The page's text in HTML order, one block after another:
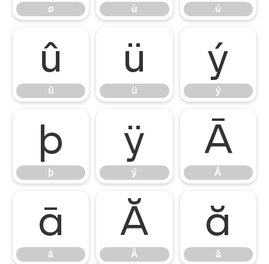
ø ù ú
û
û
ü
ü
ý
ý
þ
þ
ÿ
ÿ
Ā
Ā
ā
ā
Ă
Ă
ă
ă